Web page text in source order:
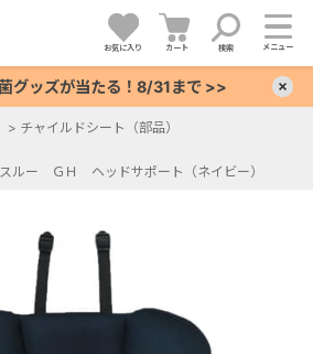
お気に入り カート 検索 メニュー
グッズが当たる！8/31まで >>
> チャイルドシート（部品）
ルー ＧＨ ヘッドサポート（ネイビー）